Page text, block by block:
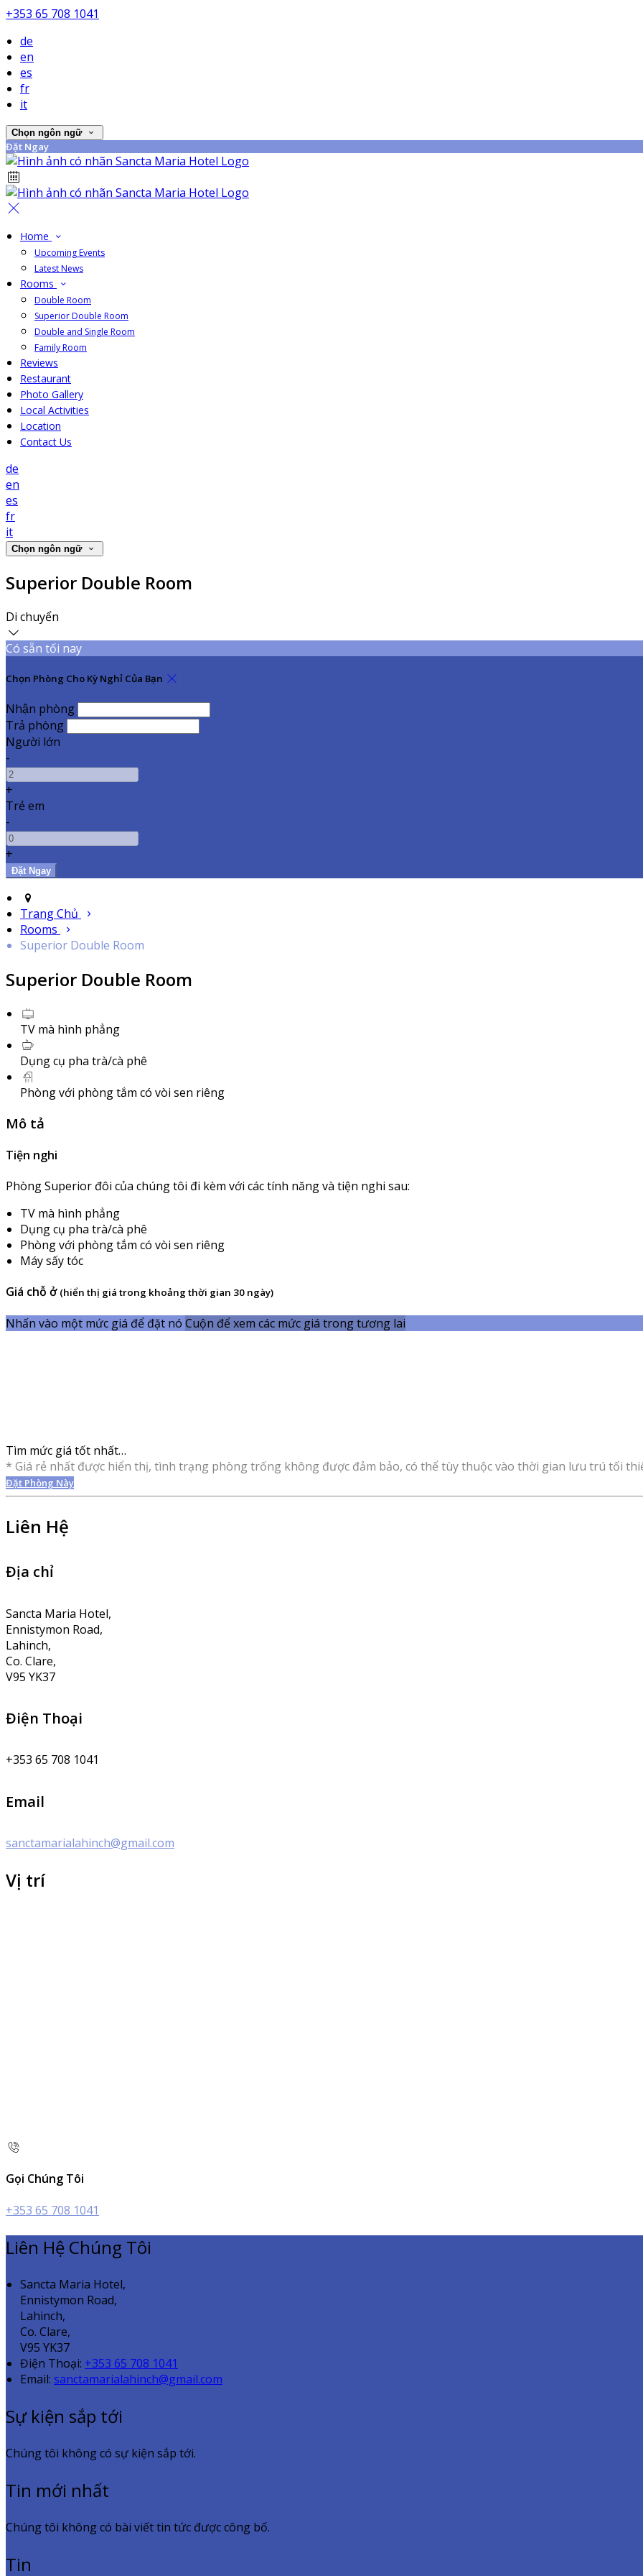
+353 65 708 1041
de
en
es
fr
it
Chọn ngôn ngữ
Đặt Ngay
Home
Upcoming Events
Latest News
Rooms
Double Room
Superior Double Room
Double and Single Room
Family Room
Reviews
Restaurant
Photo Gallery
Local Activities
Location
Contact Us
de
en
es
fr
it
Chọn ngôn ngữ
Superior Double Room
Di chuyển
Có sẵn tối nay
Chọn Phòng Cho Kỳ Nghỉ Của Bạn
Nhận phòng
Trả phòng
Người lớn
-
+
Trẻ em
-
+
Trang Chủ
Rooms
Superior Double Room
Superior Double Room
TV mà hình phẳng
Dụng cụ pha trà/cà phê
Phòng với phòng tắm có vòi sen riêng
Mô tả
Tiện nghi
Phòng Superior đôi của chúng tôi đi kèm với các tính năng và tiện nghi sau:
TV mà hình phẳng
Dụng cụ pha trà/cà phê
Phòng với phòng tắm có vòi sen riêng
Máy sấy tóc
Giá chỗ ở (hiển thị giá trong khoảng thời gian 30 ngày)
Nhấn vào một mức giá để đặt nó Cuộn để xem các mức giá trong tương lai
Tìm mức giá tốt nhất…
* Giá rẻ nhất được hiển thị, tình trạng phòng trống không được đảm bảo, có thể tùy thuộc vào thời gian lưu trú tối
Đặt Phòng Này
Liên Hệ
Địa chỉ
Sancta Maria Hotel,
Ennistymon Road,
Lahinch,
Co. Clare,
V95 YK37
Điện Thoại
+353 65 708 1041
Email
sanctamarialahinch@gmail.com
Vị trí
Gọi Chúng Tôi
+353 65 708 1041
Liên Hệ Chúng Tôi
Sancta Maria Hotel,
Ennistymon Road,
Lahinch,
Co. Clare,
V95 YK37
Điện Thoại: +353 65 708 1041
Email: sanctamarialahinch@gmail.com
Sự kiện sắp tới
Chúng tôi không có sự kiện sắp tới.
Tin mới nhất
Chúng tôi không có bài viết tin tức được công bố.
Tin